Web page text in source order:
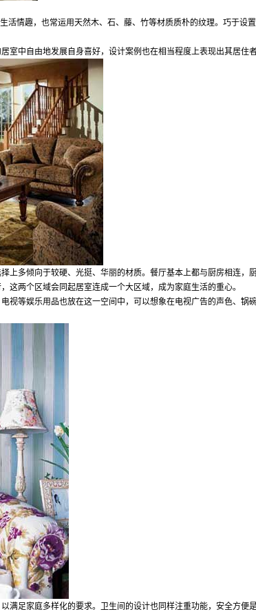
活情趣，也常运用天然木、石、藤、竹等材质质朴的纹理。巧于设
中自由地发展自身喜好，设计案例也在相当程度上表现出其居住
多倾向于较硬、光挺、华丽的材质。餐厅基本上都与厨房相连，
两个区域会同起居室连成一个大区域，成为家庭生活的重心。
等娱乐用品也放在这一空间中，可以想象在电视广告的声色、锅
足家庭多样化的要求。卫生间的设计也同样注重功能，安全方便